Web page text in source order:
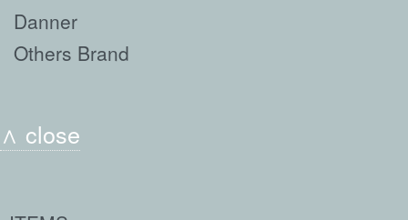
Danner
Others Brand
∧ close